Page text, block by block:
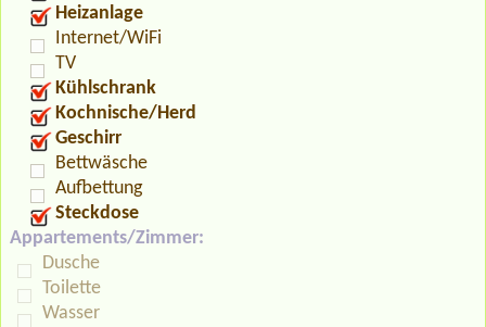
Heizanlage
Internet/WiFi
TV
Kühlschrank
Kochnische/Herd
Geschirr
Bettwäsche
Aufbettung
Steckdose
Appartements/Zimmer:
Dusche
Toilette
Wasser